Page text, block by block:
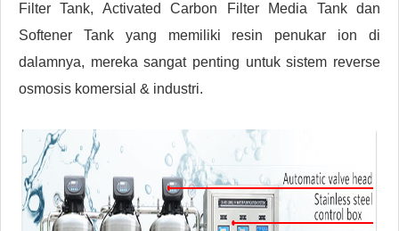
Filter Tank, Activated Carbon Filter Media Tank dan
Softener Tank yang memiliki resin penukar ion di
dalamnya, mereka sangat penting untuk sistem reverse
osmosis komersial & industri.